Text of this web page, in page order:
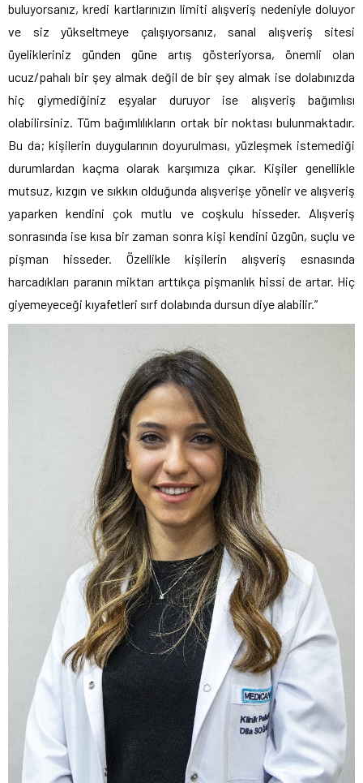
buluyorsanız, kredi kartlarınızın limiti alışveriş nedeniyle doluyor
ve siz yükseltmeye çalışıyorsanız, sanal alışveriş sitesi
üyelikleriniz günden güne artış gösteriyorsa, önemli olan
ucuz/pahalı bir şey almak değil de bir şey almak ise dolabınızda
hiç giymediğiniz eşyalar duruyor ise alışveriş bağımlısı
olabilirsiniz. Tüm bağımlılıkların ortak bir noktası bulunmaktadır.
Bu da; kişilerin duygularının doyurulması, yüzleşmek istemediği
durumlardan kaçma olarak karşımıza çıkar. Kişiler genellikle
mutsuz, kızgın ve sıkkın olduğunda alışverişe yönelir ve alışveriş
yaparken kendini çok mutlu ve coşkulu hisseder. Alışveriş
sonrasında ise kısa bir zaman sonra kişi kendini üzgün, suçlu ve
pişman hisseder. Özellikle kişilerin alışveriş esnasında
harcadıkları paranın miktarı arttıkça pişmanlık hissi de artar. Hiç
giyemeyeceği kıyafetleri sırf dolabında dursun diye alabilir.”